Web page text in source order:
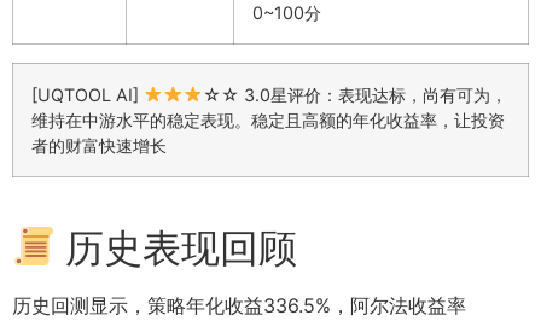
0~100分
[UQTOOL AI]
☆☆ 3.0星评价：表现达标，尚有可为，
维持在中游水平的稳定表现。稳定且高额的年化收益率，让投资
者的财富快速增长
历史表现回顾
历史回测显示，策略年化收益336.5%，阿尔法收益率